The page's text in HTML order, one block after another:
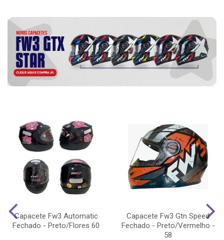
Capacete Fw3 Automatic
Fechado - Preto/Flores 60
Capacete Fw3 Gtn Speed
Fechado - Preto/Vermelho -
58